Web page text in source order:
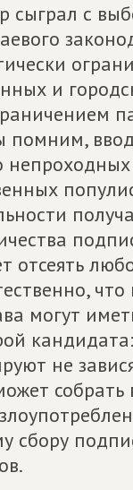
с
и
отсеять
могут
не
сбору